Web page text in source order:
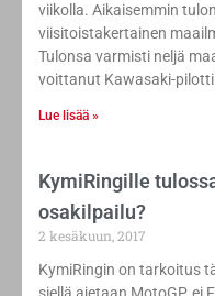
viikolla. Aikaisemmin
viisitoistakertainen
Tulonsa varmisti neljä
voittanut Kawasaki-
Lue lisää »
KymiRingille
osakilpailu?
2 kesäkuun, 2017
KymiRingin on tarkoitus